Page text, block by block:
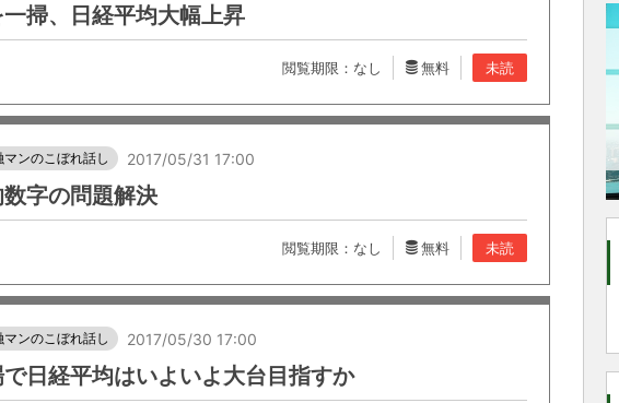
掃、日経平均大幅上昇
未読
無料
閲覧期限：なし
ンのこぼれ話し 2017/05/31 17:00
字の問題解決
未読
無料
閲覧期限：なし
ンのこぼれ話し 2017/05/30 17:00
日経平均はいよいよ大台目指すか